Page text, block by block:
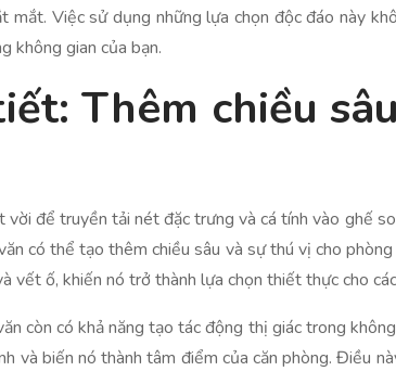
Việc sử dụng những lựa chọn độc đáo này
không gian của bạn.
Thêm chiều
để truyền tải nét đặc trưng và cá tính vào ghế
có thể tạo thêm chiều sâu và sự thú vị cho
vết ố, khiến nó trở thành lựa chọn thiết thực cho
còn có khả năng tạo tác động thị giác trong
và biến nó thành tâm điểm của căn phòng. Điều